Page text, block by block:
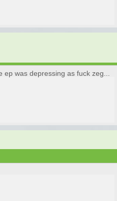
was depressing as fuck zeg...